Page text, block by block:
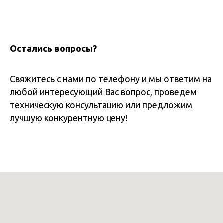
Остались вопросы?
Свяжитесь с нами по телефону и мы ответим на
любой интересующий Вас вопрос, проведем
техническую консультацию или предложим
лучшую конкурентную цену!